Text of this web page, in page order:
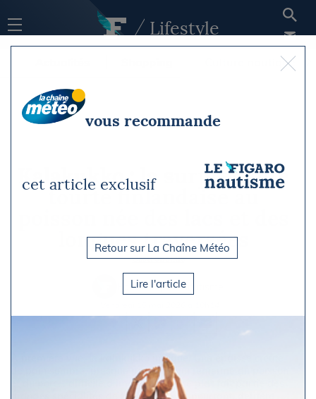
Lifestyle
Culture nautique
Kalakukko : la surprenante
tourte finlandaise au
longues traversées
Gastronomie
Par Le Figaro Nautisme
À première vue, le kalakukko intrigue. Une épaisse croûte
de pain sombre, presque rustique, qui renferme du poisson
et du porc… difficile d’imaginer que ce plat fait partie des
grandes spécialités de la Finlande. Et pourtant, derrière
vous recommande
cet article exclusif
Retour sur La Chaîne Météo
Lire l'article